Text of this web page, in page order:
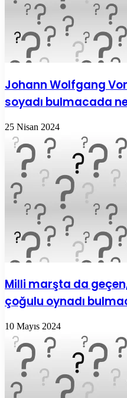
Johann Wolfgang
soyadı bulmacada
25 Nisan 2024
Milli marşta da
çoğulu oynadı
10 Mayıs 2024